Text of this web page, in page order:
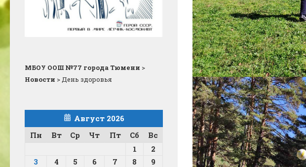
МБОУ ООШ №77 города Тюмени >
Новости >День здоровья
Август 2026
Пн
Вт Ср Чт Пт Сб
Вс
1
2
3
4 5 6 7 8
9